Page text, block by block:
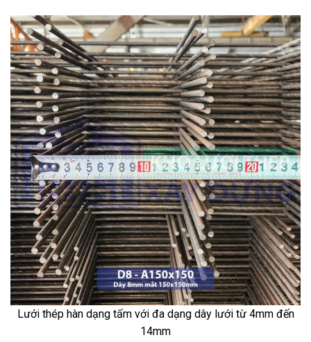
Lưới thép hàn dạng tấm với đa dạng dây lưới từ 4mm đến
14mm